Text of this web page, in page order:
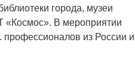
города, музеи
«Космос». В мероприятии
профессионалов из России и